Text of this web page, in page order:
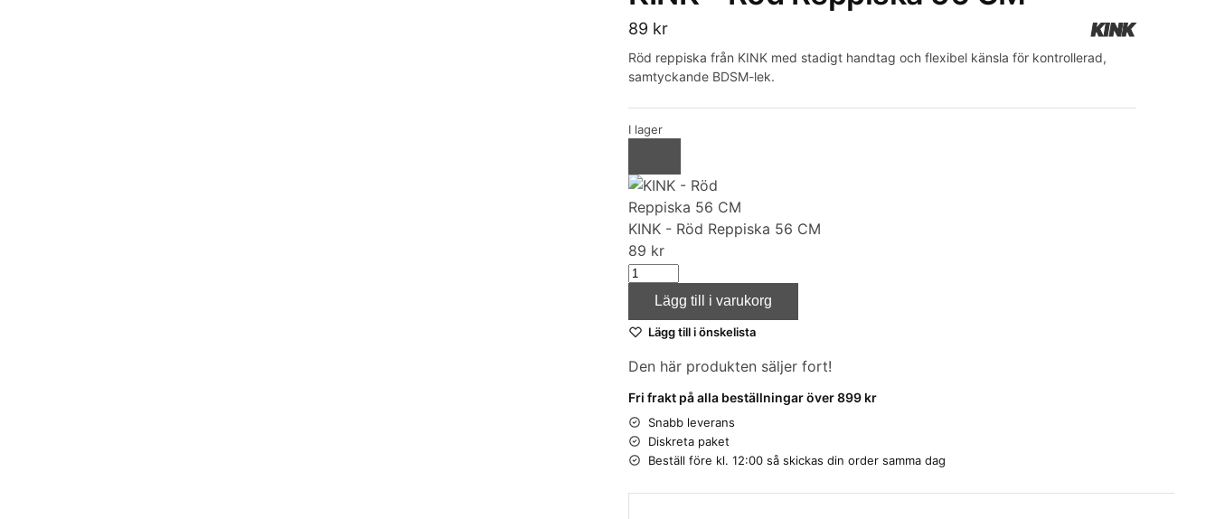
KINK
89 kr
Röd reppiska från KINK med stadigt handtag och flexibel känsla för kontrollerad,
samtyckande BDSM-lek.
I lager
KINK - Röd Reppiska 56 CM
89 kr
Lägg till i varukorg
Lägg till i önskelista
Den här produkten säljer fort!
Fri frakt på alla beställningar över 899 kr
Snabb leverans
Diskreta paket
Beställ före kl. 12:00 så skickas din order samma dag